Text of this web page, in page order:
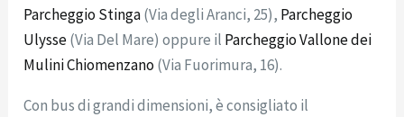
Parcheggio Stinga(Via degli Aranci, 25), Parcheggio
Ulysse(Via Del Mare) oppure il Parcheggio Vallone dei
Mulini Chiomenzano(Via Fuorimura, 16).
Con bus di grandi dimensioni, è consigliato il